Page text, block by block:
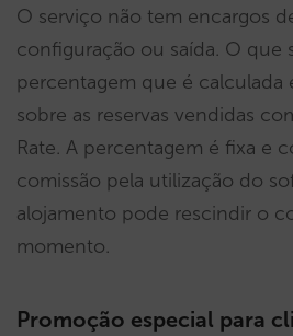
O serviço não tem encargos
configuração ou saída. O que
percentagem que é calculada
sobre as reservas vendidas
Rate. A percentagem é fixa e
comissão pela utilização do
alojamento pode rescindir o
momento.
Promoção especial para